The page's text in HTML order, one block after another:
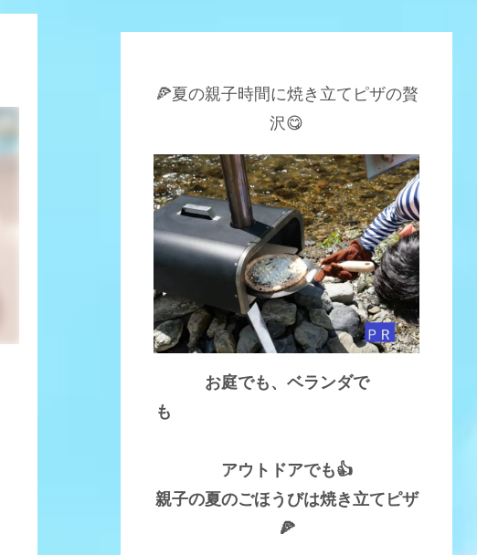
🍕夏の親子時間に焼き立てピザの贅
沢😋
お庭でも、ベランダで
も
アウトドアでも👍
親子の夏のごほうびは焼き立てピザ
🍕